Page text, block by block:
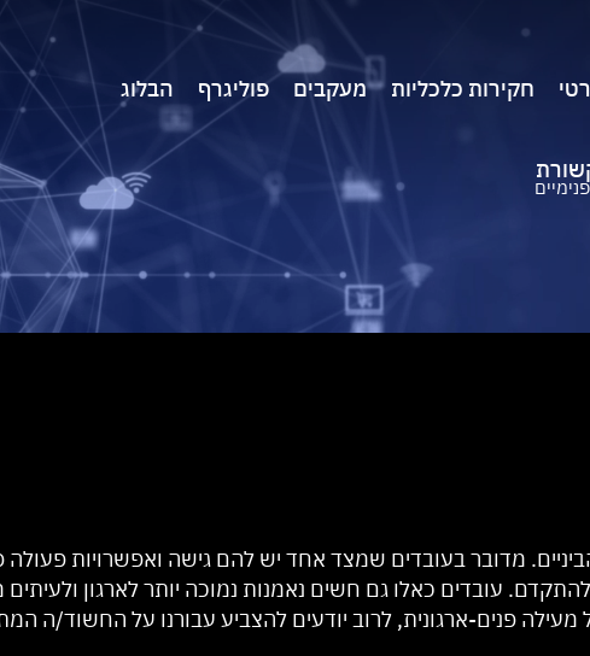
חקירות כלכליות מעקבים פוליגרף הבלוג
מדובר בעובדים שמצד אחד יש להם גישה ואפשרויות פעולה
עובדים כאלו גם חשים נאמנות נמוכה יותר לארגון
פנים-ארגונית, לרוב יודעים להצביע עבורנו על החשוד/ה